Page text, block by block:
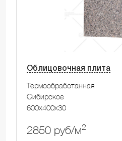
Облицовочная плита
Термообработанная
Сибирское
600x400x30
2850 руб/м2